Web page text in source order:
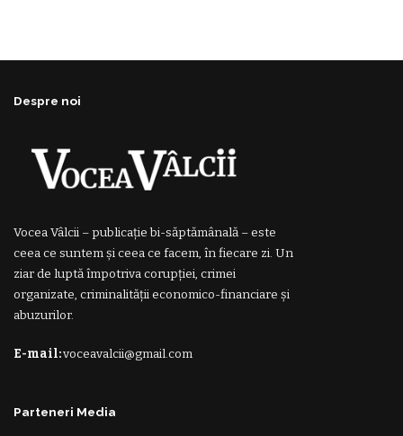
Despre noi
Vocea Vâlcii – publicație bi-săptămânală – este
ceea ce suntem și ceea ce facem, în fiecare zi. Un
ziar de luptă împotriva corupției, crimei
organizate, criminalității economico-financiare și
abuzurilor.
E-mail:voceavalcii@gmail.com
Parteneri Media